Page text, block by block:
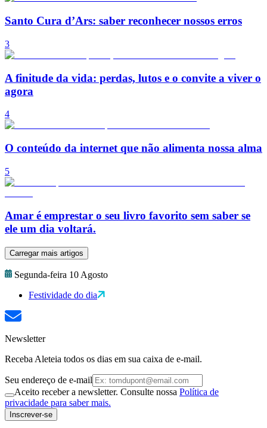
Santo Cura d’Ars: saber reconhecer nossos erros
3
A finitude da vida: perdas, lutos e o convite a viver o
agora
4
O conteúdo da internet que não alimenta nossa alma
5
Amar é emprestar o seu livro favorito sem saber se
ele um dia voltará.
Carregar mais artigos
Segunda-feira 10 Agosto
Festividade do dia
Newsletter
Receba Aleteia todos os dias em sua caixa de e-mail.
Seu endereço de e-mail
Aceito receber a newsletter. Consulte nossa Política de
privacidade para saber mais.
Inscrever-se